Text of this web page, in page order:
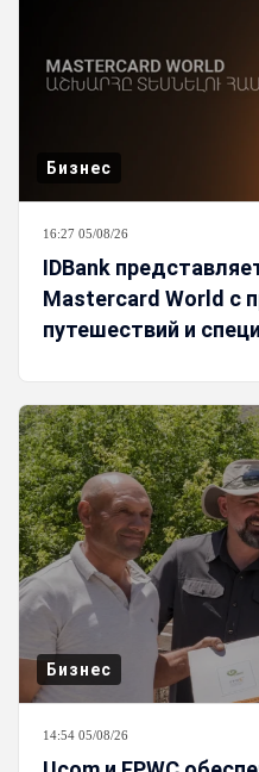
Бизнес
16:27 05/08/26
IDBank
Mastercard World с
путешествий и
Бизнес
14:54 05/08/26